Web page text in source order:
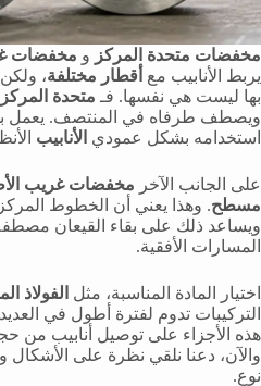
مخفضات متحدة المركز و مخفضات
يربط الأنابيب مع أقطار مختلفة،
بها ليست هي نفسها. فـ متحدة المركز
ويصطف طرفاه في المنتصف. يعمل
استخدامه بشكل عمودي الأنابيب
على الجانب الآخر مخفضات غريب
مسطح. وهذا يعني أن الخطوط
ويساعد ذلك على بقاء القيعان
المسارات الأفقية.
اختيار المادة المناسبة، مثل الفولاذ
التركيبات تدوم لفترة أطول في
هذه الأجزاء على توصيل أنابيب من
والآن، دعنا نلقي نظرة على الأشكال
نوع.